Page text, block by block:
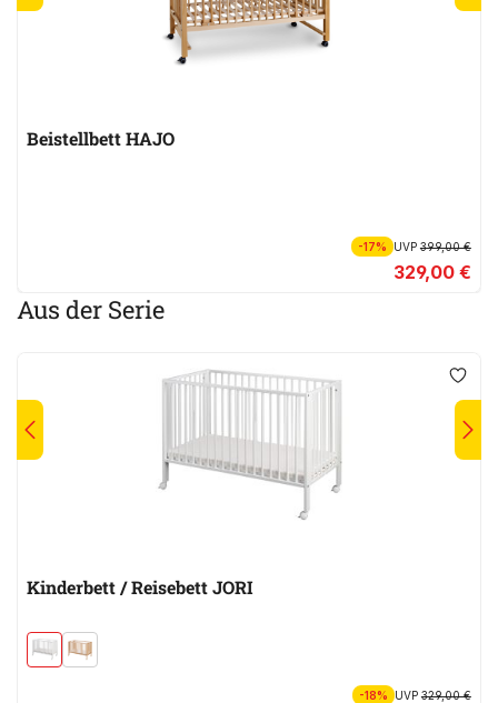
Beistellbett HAJO
-17% UVP399,00 €
329,00 €
Aus der Serie
Kinderbett / Reisebett JORI
-18% UVP329,00 €